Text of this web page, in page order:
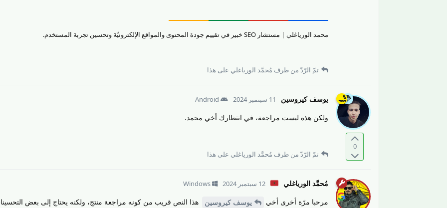
محمد الورياغلي | مستشار SEO خبير في تقييم جودة المحتوى والمواقع الإلكترونيّة وتحسين تجربة المستخدم.
تمّ الرّدّ من طرف مُحمَّد الورياغلي على هذا
0
يوسف كيروسين 11 سبتمبر 2024 Android
ولكن هذه ليست مراجعة، في انتظارك أخي محمد.
تمّ الرّدّ من طرف مُحمَّد الورياغلي على هذا
مُحمَّد الورياغلي 12 سبتمبر 2024 Windows
مرحبا مرّة أخرى أخي يوسف كيروسين
هذا النص قريب من كونه مراجعة منتج، ولكنه يحتاج إلى بعض